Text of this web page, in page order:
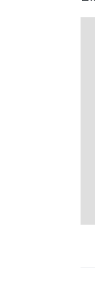
Nordeste